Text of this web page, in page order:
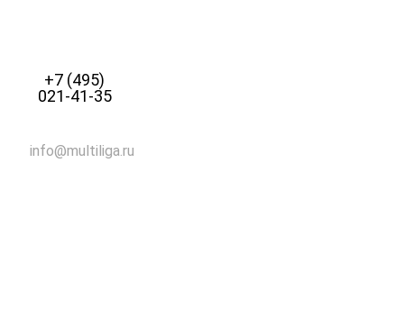
+7 (495)
021-41-35
info@multiliga.ru